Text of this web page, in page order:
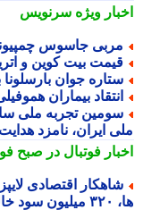
ویژهسرنویس
جاسوس
بیت کوین و اتریوم
جوان بارسلونا به
بیماران هموفیلی
تجربه ملی سانچز
ایران، نامزد هدایت
فوتبال در صبح